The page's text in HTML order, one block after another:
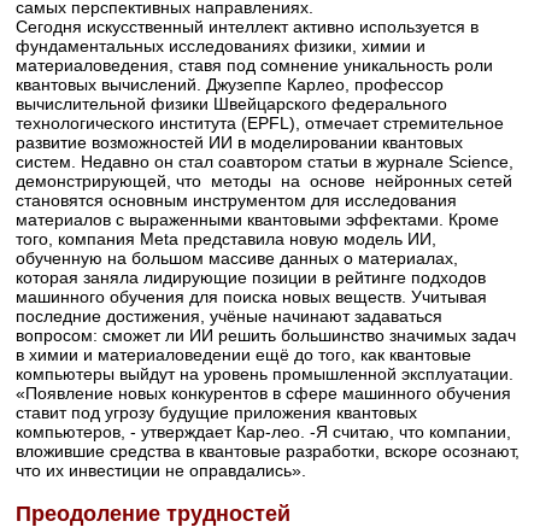
самых перспективных направлениях.
Сегодня искусственный интеллект активно используется в
фундаментальных исследованиях физики, химии и
материаловедения, ставя под сомнение уникальность роли
квантовых вычислений. Джузеппе Карлео, профессор
вычислительной физики Швейцарского федерального
технологического института (EPFL), отмечает стремительное
развитие возможностей ИИ в моделировании квантовых
систем. Недавно он стал соавтором статьи в журнале Science,
демонстрирующей, что методы на основе нейронных сетей
становятся основным инструментом для исследования
материалов с выраженными квантовыми эффектами. Кроме
того, компания Meta представила новую модель ИИ,
обученную на большом массиве данных о материалах,
которая заняла лидирующие позиции в рейтинге подходов
машинного обучения для поиска новых веществ. Учитывая
последние достижения, учёные начинают задаваться
вопросом: сможет ли ИИ решить большинство значимых задач
в химии и материаловедении ещё до того, как квантовые
компьютеры выйдут на уровень промышленной эксплуатации.
«Появление новых конкурентов в сфере машинного обучения
ставит под угрозу будущие приложения квантовых
компьютеров, - утверждает Кар-лео. -Я считаю, что компании,
вложившие средства в квантовые разработки, вскоре осознают,
что их инвестиции не оправдались».
Преодоление трудностей